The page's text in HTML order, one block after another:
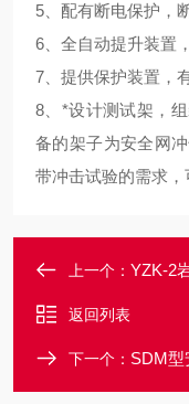
5、配有断电保护，
6、全自动提升装置
7、提供保护装置，
8、*设计测试架，
备的架子为安全网
带冲击试验的需求，
上一个： YZK-2
返回列表
下一个： SDM型